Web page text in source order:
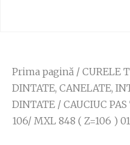
Prima pagină / CURELE
DINTATE, CANELATE,
DINTATE / CAUCIUC
106/ MXL 848 ( Z=106 )